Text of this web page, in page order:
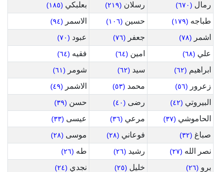
رمال (٦٧٠) رسلان (٢١٩) بعلبكي (١٨٥)
طباجه (١٧٩) حسين (١٠٦) الاسمر (٩٤)
اشمر (٧٨) جعفر (٧٦) عبود (٧٠)
علي (٦٨) امين (٦٤) فقيه (٦٤)
ابراهيم (٦٢) سيد (٦٢) شومر (٦١)
زعرور (٥٦) محمد (٥٣) الاشمر (٤٩)
البيروتي (٤٢) رضى (٤٠) حسن (٣٩)
الحاموشي (٣٧) مرعي (٣٦) عيسى (٣٣)
صباغ (٣٢) فوعاني (٢٨) موسى (٢٨)
نصر الله (٢٧) رشيد (٢٦) طه (٢٦)
برو (٢٦) خليل (٢٥) نجدي (٢٤)